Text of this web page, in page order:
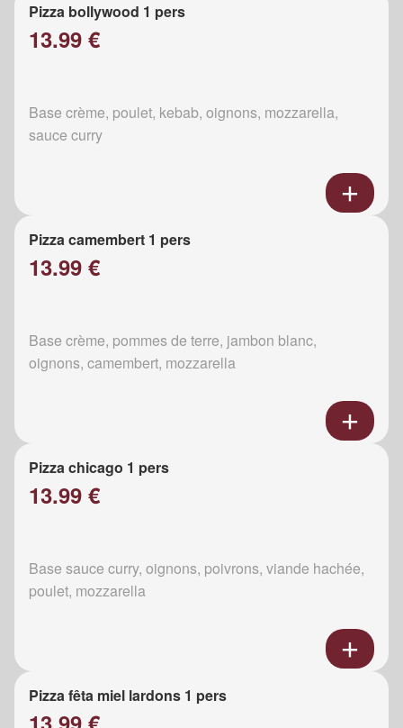
Pizza bollywood 1 pers
13.99 €
Base crème, poulet, kebab, oignons, mozzarella,
sauce curry
Pizza camembert 1 pers
13.99 €
Base crème, pommes de terre, jambon blanc,
oignons, camembert, mozzarella
Pizza chicago 1 pers
13.99 €
Base sauce curry, oignons, poivrons, viande hachée,
poulet, mozzarella
Pizza fêta miel lardons 1 pers